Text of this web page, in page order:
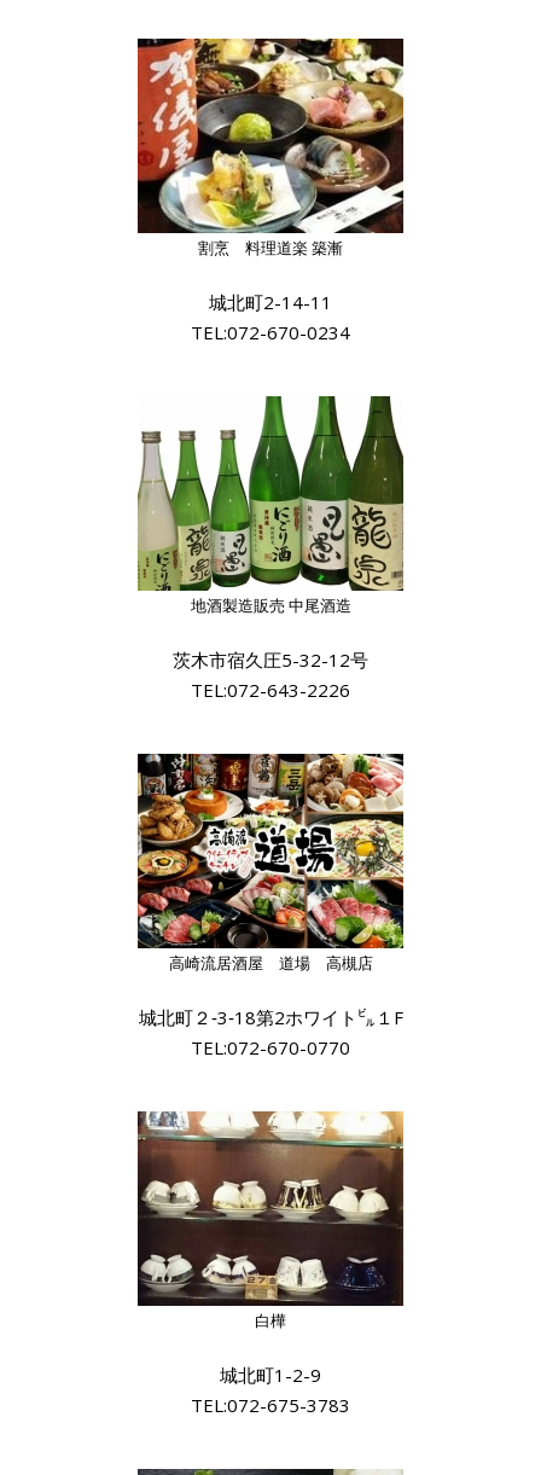
割烹 料理道楽 築漸
城北町2-14-11
TEL:072-670-0234
地酒製造販売 中尾酒造
茨木市宿久圧5-32-12号
TEL:072-643-2226
高崎流居酒屋 道場 高槻店
城北町２‐3‐18第2ホワイト㌱１F
TEL:072-670-0770
白樺
城北町1-2-9
TEL:072-675-3783